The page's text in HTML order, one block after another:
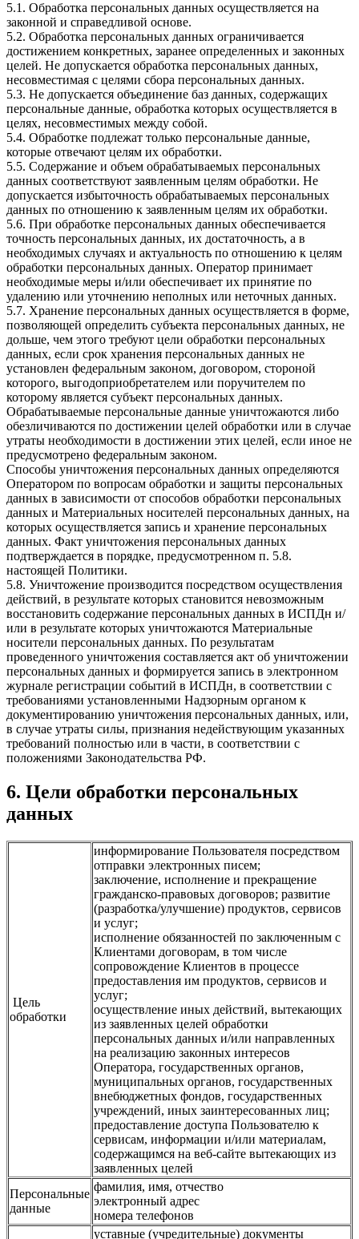
5.1. Обработка персональных данных осуществляется на
законной и справедливой основе.
5.2. Обработка персональных данных ограничивается
достижением конкретных, заранее определенных и законных
целей. Не допускается обработка персональных данных,
несовместимая с целями сбора персональных данных.
5.3. Не допускается объединение баз данных, содержащих
персональные данные, обработка которых осуществляется в
целях, несовместимых между собой.
5.4. Обработке подлежат только персональные данные,
которые отвечают целям их обработки.
5.5. Содержание и объем обрабатываемых персональных
данных соответствуют заявленным целям обработки. Не
допускается избыточность обрабатываемых персональных
данных по отношению к заявленным целям их обработки.
5.6. При обработке персональных данных обеспечивается
точность персональных данных, их достаточность, а в
необходимых случаях и актуальность по отношению к целям
обработки персональных данных. Оператор принимает
необходимые меры и/или обеспечивает их принятие по
удалению или уточнению неполных или неточных данных.
5.7. Хранение персональных данных осуществляется в форме,
позволяющей определить субъекта персональных данных, не
дольше, чем этого требуют цели обработки персональных
данных, если срок хранения персональных данных не
установлен федеральным законом, договором, стороной
которого, выгодоприобретателем или поручителем по
которому является субъект персональных данных.
Обрабатываемые персональные данные уничтожаются либо
обезличиваются по достижении целей обработки или в случае
утраты необходимости в достижении этих целей, если иное не
предусмотрено федеральным законом.
Способы уничтожения персональных данных определяются
Оператором по вопросам обработки и защиты персональных
данных в зависимости от способов обработки персональных
данных и Материальных носителей персональных данных, на
которых осуществляется запись и хранение персональных
данных. Факт уничтожения персональных данных
подтверждается в порядке, предусмотренном п. 5.8.
настоящей Политики.
5.8. Уничтожение производится посредством осуществления
действий, в результате которых становится невозможным
восстановить содержание персональных данных в ИСПДн и/
или в результате которых уничтожаются Материальные
носители персональных данных. По результатам
проведенного уничтожения составляется акт об уничтожении
персональных данных и формируется запись в электронном
журнале регистрации событий в ИСПДн, в соответствии с
требованиями установленными Надзорным органом к
документированию уничтожения персональных данных, или,
в случае утраты силы, признания недействующим указанных
требований полностью или в части, в соответствии с
положениями Законодательства РФ.
6. Цели обработки персональных
данных
Цель
обработки
информирование Пользователя посредством
отправки электронных писем;
заключение, исполнение и прекращение
гражданско-правовых договоров; развитие
(разработка/улучшение) продуктов, сервисов
и услуг;
исполнение обязанностей по заключенным с
Клиентами договорам, в том числе
сопровождение Клиентов в процессе
предоставления им продуктов, сервисов и
услуг;
осуществление иных действий, вытекающих
из заявленных целей обработки
персональных данных и/или направленных
на реализацию законных интересов
Оператора, государственных органов,
муниципальных органов, государственных
внебюджетных фондов, государственных
учреждений, иных заинтересованных лиц;
предоставление доступа Пользователю к
сервисам, информации и/или материалам,
содержащимся на веб-сайте вытекающих из
заявленных целей
Персональные
данные
фамилия, имя, отчество
электронный адрес
номера телефонов
уставные (учредительные) документы